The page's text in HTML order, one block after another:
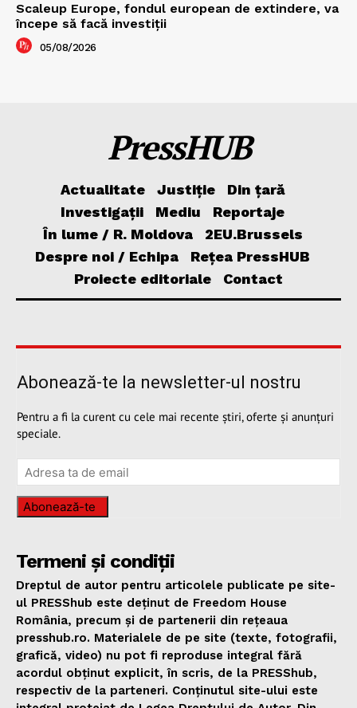
Scaleup Europe, fondul european de extindere, va
începe să facă investiții
05/08/2026
PressHUB
Actualitate Justiție
Din țară
Investigații
Mediu
Reportaje
În lume / R. Moldova
2EU.Brussels
Despre noi / Echipa
Rețea PressHUB
Proiecte editoriale
Contact
Abonează-te la newsletter-ul nostru
Pentru a fi la curent cu cele mai recente știri, oferte și anunțuri
speciale.
Abonează-te
Termeni și condiții
Dreptul de autor pentru articolele publicate pe site-
ul PRESShub este deținut de Freedom House
România, precum și de partenerii din rețeaua
presshub.ro. Materialele de pe site (texte, fotografii,
grafică, video) nu pot fi reproduse integral fără
acordul obținut explicit, în scris, de la PRESShub,
respectiv de la parteneri. Conținutul site-ului este